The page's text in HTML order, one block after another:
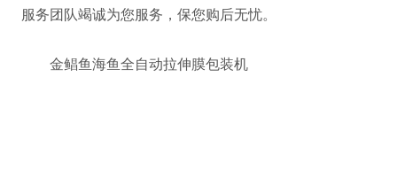
服务团队竭诚为您服务，保您购后无忧。
金鲳鱼海鱼全自动拉伸膜包装机